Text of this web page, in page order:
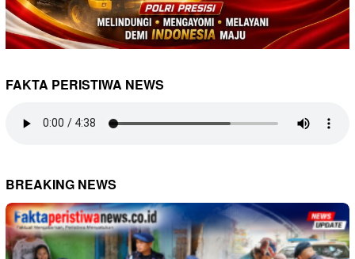
FAKTA PERISTIWA NEWS
BREAKING NEWS